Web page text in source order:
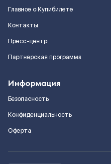
Главное о Купибилете
Контакты
Пресс-центр
Партнерская программа
Информация
Безопасность
Конфиденциальность
Оферта